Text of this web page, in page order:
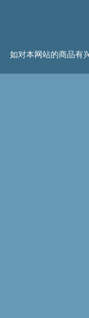
如对本网站的商品有